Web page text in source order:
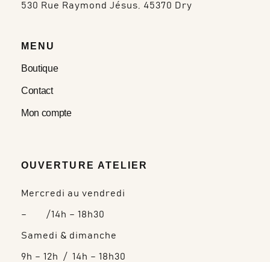
530 Rue Raymond Jésus, 45370 Dry
MENU
Boutique
Contact
Mon compte
OUVERTURE ATELIER
Mercredi au vendredi
– /14h – 18h30
Samedi & dimanche
9h – 12h / 14h – 18h30